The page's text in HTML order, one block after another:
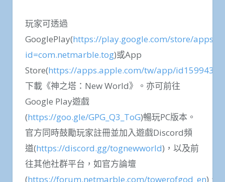
玩家可透過
GooglePlay(https://play.google.com/store/apps/
id=com.netmarble.tog)或App
Store(https://apps.apple.com/tw/app/
下載《神之塔：New World》。亦可前往
Google Play遊戲
(https://goo.gle/GPG_Q3_ToG)暢玩PC版本。
官方同時鼓勵玩家註冊並加入遊戲Discord頻
道(https://discord.gg/tognewworld)，以及前
往其他社群平台，如官方論壇
(https://forum.netmarble.com/towerofgod_en)、